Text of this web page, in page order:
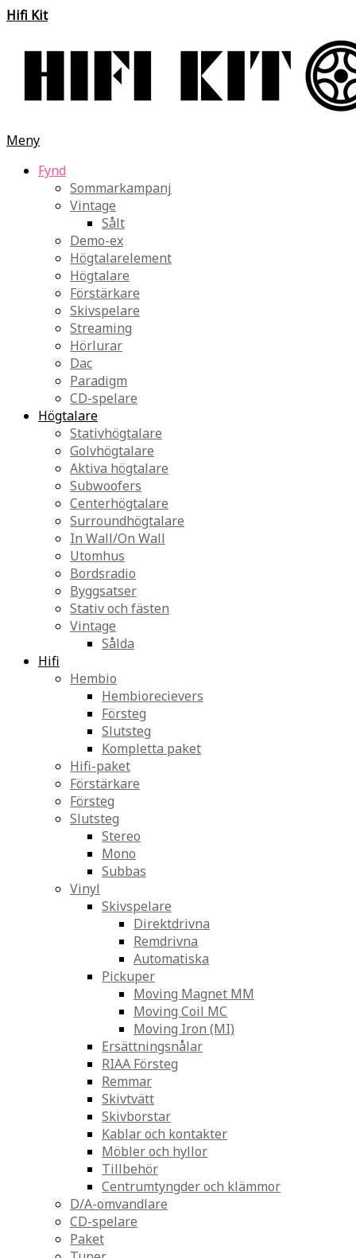
Hifi Kit
Meny
Fynd
Sommarkampanj
Vintage
Sålt
Demo-ex
Högtalarelement
Högtalare
Förstärkare
Skivspelare
Streaming
Hörlurar
Dac
Paradigm
CD-spelare
Högtalare
Stativhögtalare
Golvhögtalare
Aktiva högtalare
Subwoofers
Centerhögtalare
Surroundhögtalare
In Wall/On Wall
Utomhus
Bordsradio
Byggsatser
Stativ och fästen
Vintage
Sålda
Hifi
Hembio
Hembiorecievers
Försteg
Slutsteg
Kompletta paket
Hifi-paket
Förstärkare
Försteg
Slutsteg
Stereo
Mono
Subbas
Vinyl
Skivspelare
Direktdrivna
Remdrivna
Automatiska
Pickuper
Moving Magnet MM
Moving Coil MC
Moving Iron (MI)
Ersättningsnålar
RIAA Försteg
Remmar
Skivtvätt
Skivborstar
Kablar och kontakter
Möbler och hyllor
Tillbehör
Centrumtyngder och klämmor
D/A-omvandlare
CD-spelare
Paket